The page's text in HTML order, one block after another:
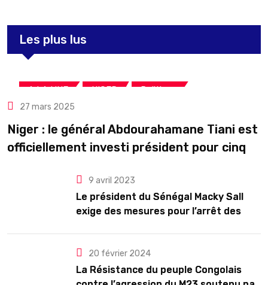
Les plus lus
A LA UNE NIGER Politique
27 mars 2025
Niger : le général Abdourahamane Tiani est
officiellement investi président pour cinq
9 avril 2023
Le président du Sénégal Macky Sall
exige des mesures pour l’arrêt des
20 février 2024
La Résistance du peuple Congolais